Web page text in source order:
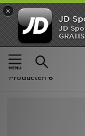
×
JD
JD
Thuis
Adidas
Adidas
Producten 6
Home
Offers
New In